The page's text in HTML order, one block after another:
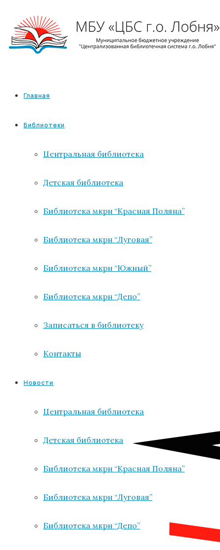
Главная
Библиотеки
Центральная библиотека
Детская библиотека
Библиотека мкрн “Красная Поляна”
Библиотека мкрн “Луговая”
Библиотека мкрн “Южный”
Библиотека мкрн “Депо”
Записаться в библиотеку
Контакты
Новости
Центральная библиотека
Детская библиотека
Библиотека мкрн “Красная Поляна”
Библиотека мкрн “Луговая”
Библиотека мкрн “Депо”